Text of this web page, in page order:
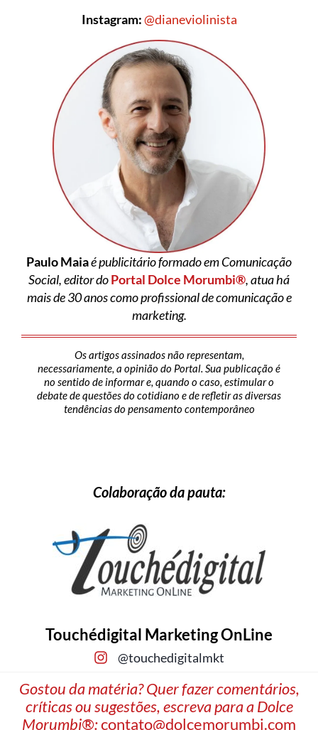
Instagram:@dianeviolinista
Paulo Maiaé publicitário formado em Comunicação
Social, editor doPortal Dolce Morumbi®, atua há
mais de 30 anos como profissional de comunicação e
marketing.
Os artigos assinados não representam,
necessariamente, a opinião do Portal. Sua publicação é
no sentido de informar e, quando o caso, estimular o
debate de questões do cotidiano e de refletir as diversas
tendências do pensamento contemporâneo
Colaboração da pauta:
Touchédigital Marketing OnLine
@touchedigitalmkt
Gostou da matéria? Quer fazer comentários,
críticas ou sugestões, escreva para a Dolce
Morumbi®:contato@dolcemorumbi.com